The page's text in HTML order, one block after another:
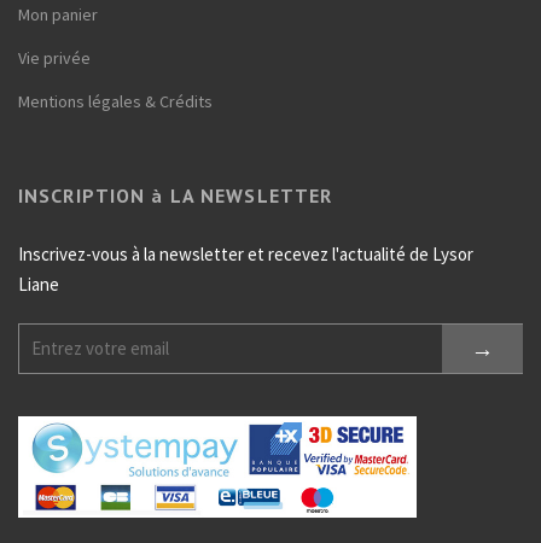
Mon panier
Vie privée
Mentions légales & Crédits
INSCRIPTION à LA NEWSLETTER
Inscrivez-vous à la newsletter et recevez l'actualité de Lysor
Liane